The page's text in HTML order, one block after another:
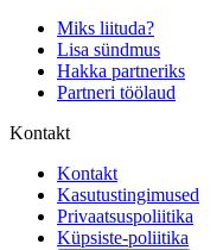
Miks liituda?
Lisa sündmus
Hakka partneriks
Partneri töölaud
Kontakt
Kontakt
Kasutustingimused
Privaatsuspoliitika
Küpsiste-poliitika